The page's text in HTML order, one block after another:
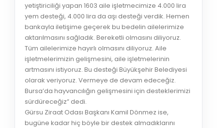
yetiştiriciliği yapan 1603 aile işletmecimize 4.000 lira
yem desteği, 4.000 lira da aşı desteği verdik. Hemen
bankayla iletişime geçerek bu bedelin ailelerimize
aktarılmasını sağladık. Bereketli olmasını diliyoruz.
Tüm ailelerimize hayırlı olmasını diliyoruz. Aile
işletmelerimizin gelişmesini, aile işletmelerinin
artmasını istiyoruz. Bu desteği Büyükşehir Belediyesi
olarak veriyoruz. Vermeye de devam edeceğiz.
Bursa’da hayvancılığın gelişmesini için desteklerimizi
sürdüreceğiz” dedi.
Gürsu Ziraat Odası Başkanı Kamil Dönmez ise,
bugüne kadar hiç böyle bir destek almadıklarını